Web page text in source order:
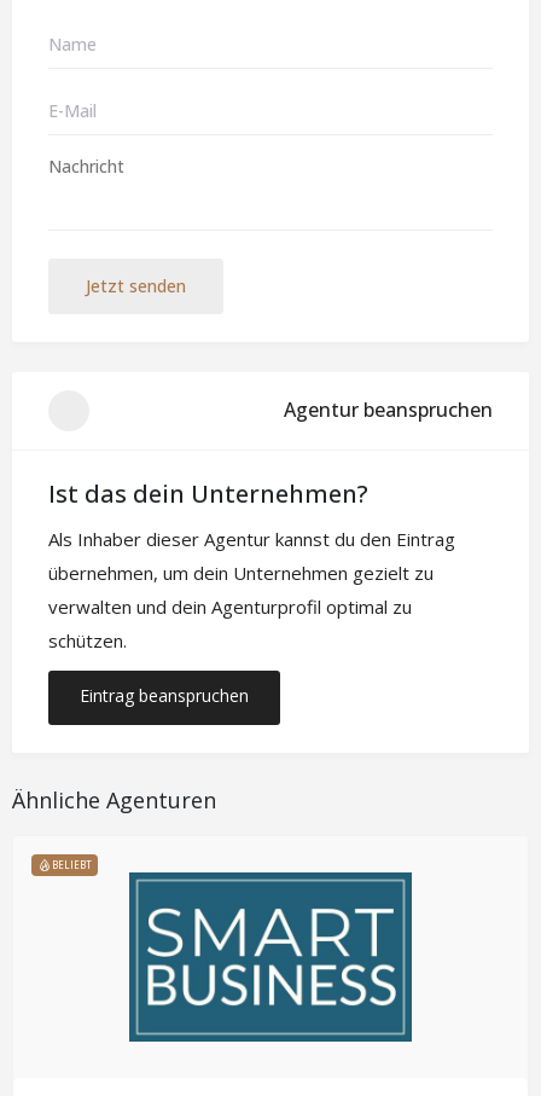
Jetzt senden
Agentur beanspruchen
Ist das dein Unternehmen?
Als Inhaber dieser Agentur kannst du den Eintrag
übernehmen, um dein Unternehmen gezielt zu
verwalten und dein Agenturprofil optimal zu
schützen.
Eintrag beanspruchen
Ähnliche Agenturen
BELIEBT